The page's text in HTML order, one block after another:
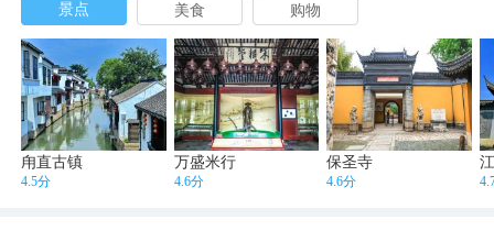
景点 美食 购物
甪直古镇
4.5分
万盛米行
4.6分
保圣寺
4.6分